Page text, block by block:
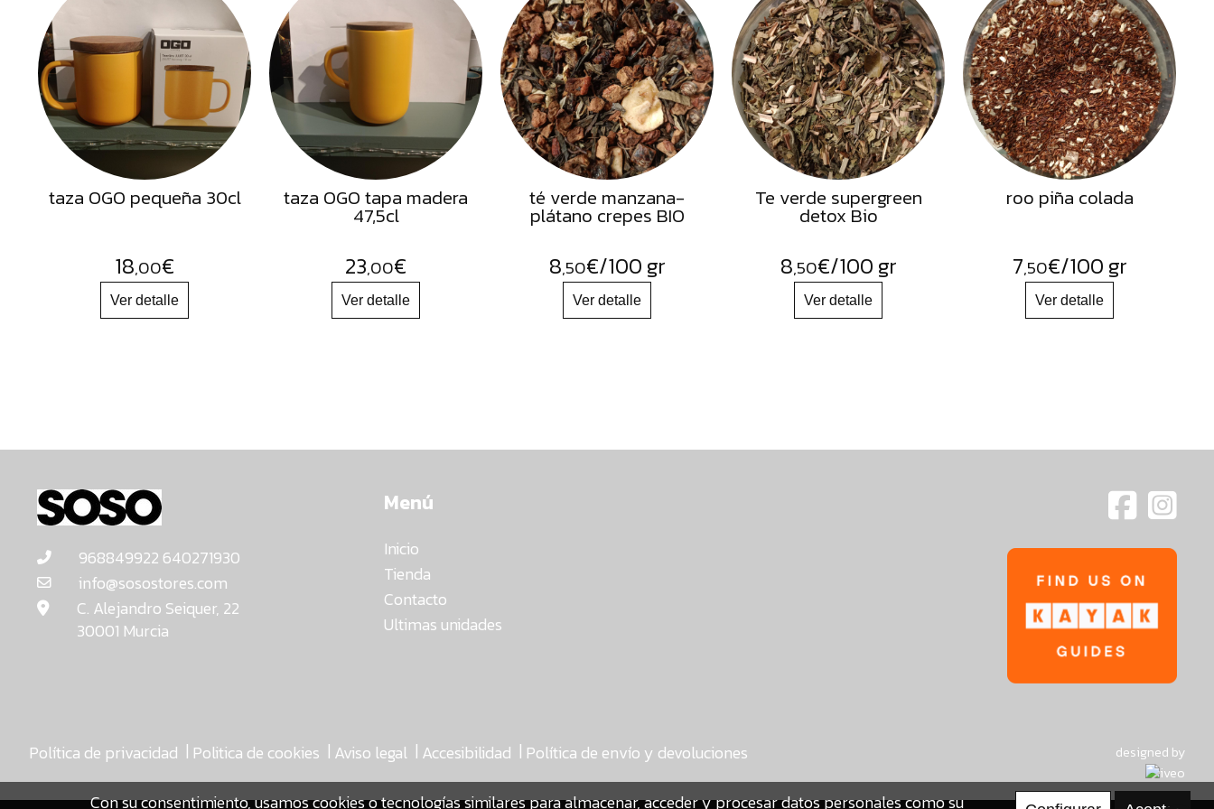
Frutos
Secos
Sal
Hierbas
Harinas
Accesorios
Alimentos
taza OGO pequeña 30cl
18,00€
taza OGO tapa madera
47,5cl
23,00€
té verde manzana-
plátano crepes BIO
8,50€/100 gr
Te verde supergreen
detox Bio
8,50€/100 gr
roo piña colada
7,50€/100 gr
968849922 640271930
info@sosostores.com
C. Alejandro Seiquer, 22
30001 Murcia
Menú
Inicio
Tienda
Contacto
Ultimas unidades
Política de privacidad | Politica de cookies | Aviso legal | Accesibilidad | Política de envío y devoluciones designed by
Con su consentimiento, usamos cookies o tecnologías similares para almacenar, acceder y procesar datos personales como su